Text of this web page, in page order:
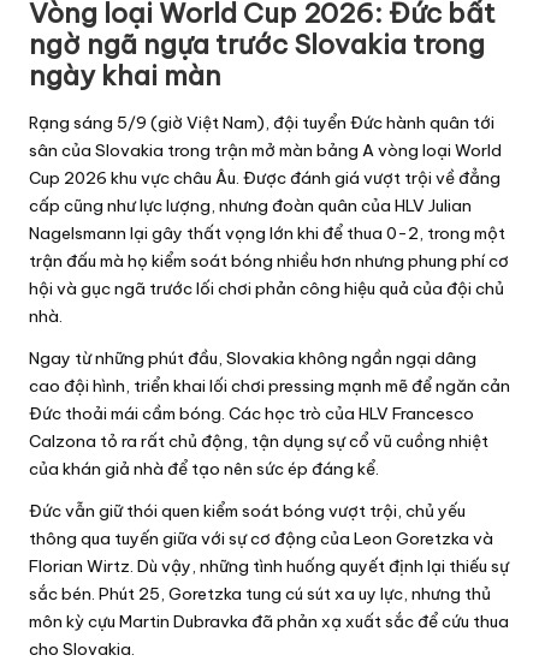
đ
á
,
lị
c
h
t
hi
đ
ấ
u
b
ó
n
g
đ
á
m
ớ
i
n
Vòng loại World Cup 2026: Đức bất
ngờ ngã ngựa trước Slovakia trong
ngày khai màn
Rạng sáng 5/9 (giờ Việt Nam), đội tuyển Đức hành quân tới
sân của Slovakia trong trận mở màn bảng A vòng loại World
Cup 2026 khu vực châu Âu. Được đánh giá vượt trội về đẳng
cấp cũng như lực lượng, nhưng đoàn quân của HLV Julian
Nagelsmann lại gây thất vọng lớn khi để thua 0-2, trong một
trận đấu mà họ kiểm soát bóng nhiều hơn nhưng phung phí cơ
hội và gục ngã trước lối chơi phản công hiệu quả của đội chủ
nhà.
Ngay từ những phút đầu, Slovakia không ngần ngại dâng
cao đội hình, triển khai lối chơi pressing mạnh mẽ để ngăn cản
Đức thoải mái cầm bóng. Các học trò của HLV Francesco
Calzona tỏ ra rất chủ động, tận dụng sự cổ vũ cuồng nhiệt
của khán giả nhà để tạo nên sức ép đáng kể.
Đức vẫn giữ thói quen kiểm soát bóng vượt trội, chủ yếu
thông qua tuyến giữa với sự cơ động của Leon Goretzka và
Florian Wirtz. Dù vậy, những tình huống quyết định lại thiếu sự
sắc bén. Phút 25, Goretzka tung cú sút xa uy lực, nhưng thủ
môn kỳ cựu Martin Dubravka đã phản xạ xuất sắc để cứu thua
cho Slovakia.